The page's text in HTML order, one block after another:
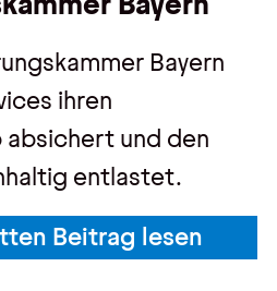
Bayern
ihren
und den
entlastet.
Beitrag lesen